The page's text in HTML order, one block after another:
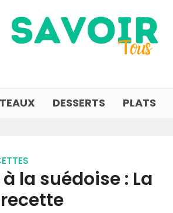
DESSERTS PLATS
la suédoise : La